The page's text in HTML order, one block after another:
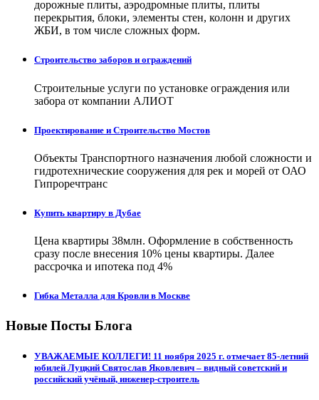
дорожные плиты, аэродромные плиты, плиты
перекрытия, блоки, элементы стен, колонн и других
ЖБИ, в том числе сложных форм.
Строительство заборов и ограждений
Строительные услуги по установке ограждения или
забора от компании АЛИОТ
Проектирование и Строительство Мостов
Объекты Транспортного назначения любой сложности и
гидротехнические сооружения для рек и морей от ОАО
Гипроречтранс
Купить квартиру в Дубае
Цена квартиры 38млн. Оформление в собственность
сразу после внесения 10% цены квартиры. Далее
рассрочка и ипотека под 4%
Гибка Металла для Кровли в Москве
Новые Посты Блога
УВАЖАЕМЫЕ КОЛЛЕГИ! 11 ноября 2025 г. отмечает 85-летний
юбилей Луцкий Святослав Яковлевич – видный советский и
российский учёный, инженер-строитель